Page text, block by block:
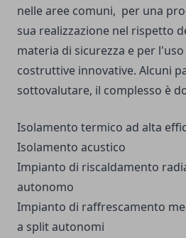
nelle aree comuni, per una
sua realizzazione nel rispetto
materia di sicurezza e per
costruttive innovative. Alcuni
sottovalutare, il complesso è
Isolamento termico ad alta
Isolamento acustico
Impianto di riscaldamento
autonomo
Impianto di raffrescamento
a split autonomi